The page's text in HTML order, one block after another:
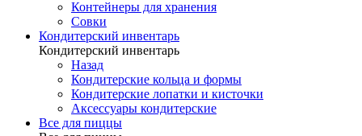
Контейнеры для хранения
Совки
Кондитерский инвентарь
Кондитерский инвентарь
Назад
Кондитерские кольца и формы
Кондитерские лопатки и кисточки
Аксессуары кондитерские
Все для пиццы